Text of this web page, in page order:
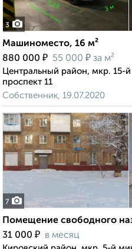
3
Машиноместо, 16 м²
880 000 ₽ 55 000 ₽ за м²
Центральный район, мкр. 15-
проспект 11
Собственник, 19.07.2020
7
Помещение свободного
31 000 ₽ в месяц